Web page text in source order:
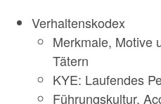
Verhaltenskodex
Merkmale, Motive
Tätern
KYE: Laufendes
Führungskultur,